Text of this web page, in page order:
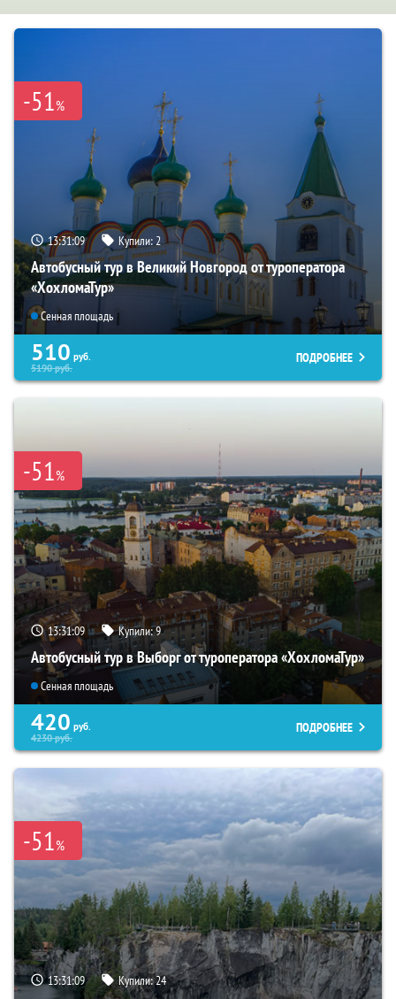
-51%
13:31:07 Купили:2
Автобусный тур в Великий Новгород от туроператора
«ХохломаТур»
Сенная площадь
510 руб.
5190руб.
ПОДРОБНЕЕ
-51%
13:31:07 Купили:9
Автобусный тур в Выборг от туроператора «ХохломаТур»
Сенная площадь
420 руб.
4230руб.
ПОДРОБНЕЕ
-51%
13:31:07 Купили:24